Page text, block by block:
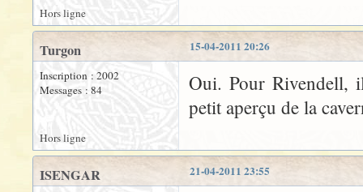
Hors ligne
15-04-2011 20:26
Turgon
Inscription : 2002
Messages : 84
Oui. Pour Rivendell,
petit aperçu de la
Hors ligne
21-04-2011 23:55
ISENGAR